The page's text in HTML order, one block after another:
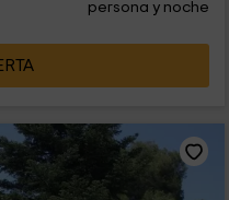
persona y noche